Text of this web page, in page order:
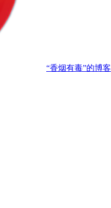
“香烟有毒”的博客